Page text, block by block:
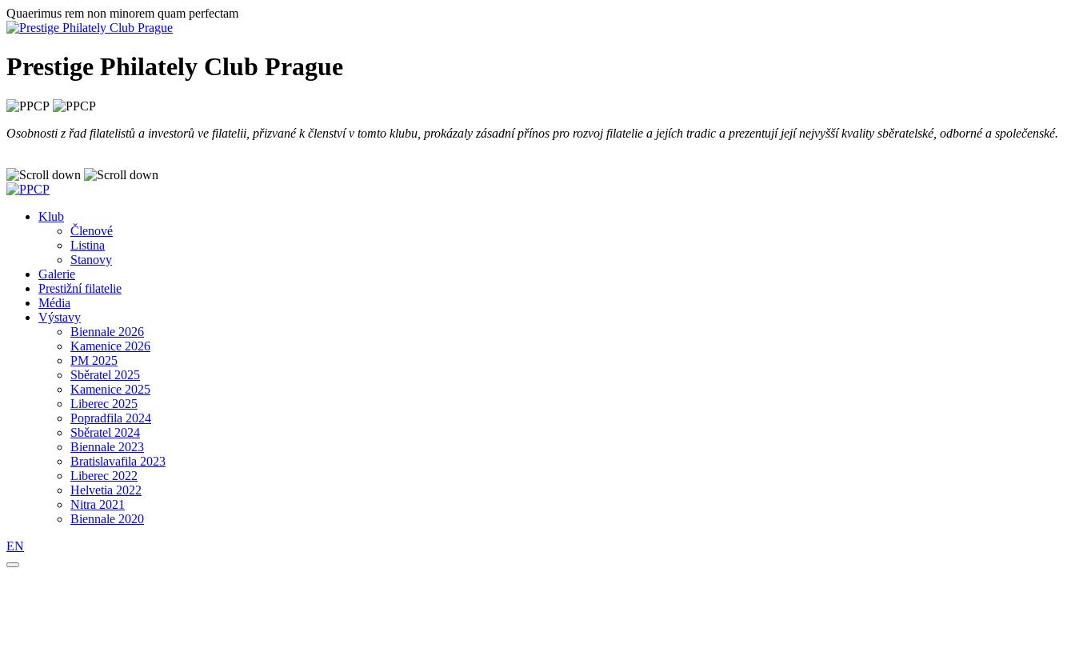
Skip
to
Quaerimus rem non minorem quam perfectam
Prestige Philately Club Prague
Osobnosti z řad filatelistů a investorů ve filatelii, přizvané k členství v tomto klubu, prokázaly zásadní přínos pro rozvoj filatelie a jejích tradic a prezentují její nejvyšší kvality sběratelské, odborné a společenské.
Klub
Členové
Listina
Stanovy
Galerie
Prestižní filatelie
Média
Výstavy
Biennale 2026
Kamenice 2026
PM 2025
Sběratel 2025
Kamenice 2025
Liberec 2025
Popradfila 2024
Sběratel 2024
Biennale 2023
Bratislavafila 2023
Liberec 2022
Helvetia 2022
Nitra 2021
Biennale 2020
EN